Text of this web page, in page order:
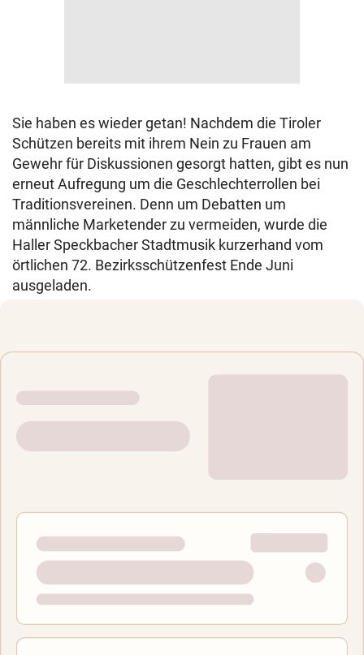
Sie haben es wieder getan! Nachdem die Tiroler
Schützen bereits mit ihrem Nein zu Frauen am
Gewehr für Diskussionen gesorgt hatten, gibt es nun
erneut Aufregung um die Geschlechterrollen bei
Traditionsvereinen. Denn um Debatten um
männliche Marketender zu vermeiden, wurde die
Haller Speckbacher Stadtmusik kurzerhand vom
örtlichen 72. Bezirksschützenfest Ende Juni
ausgeladen.